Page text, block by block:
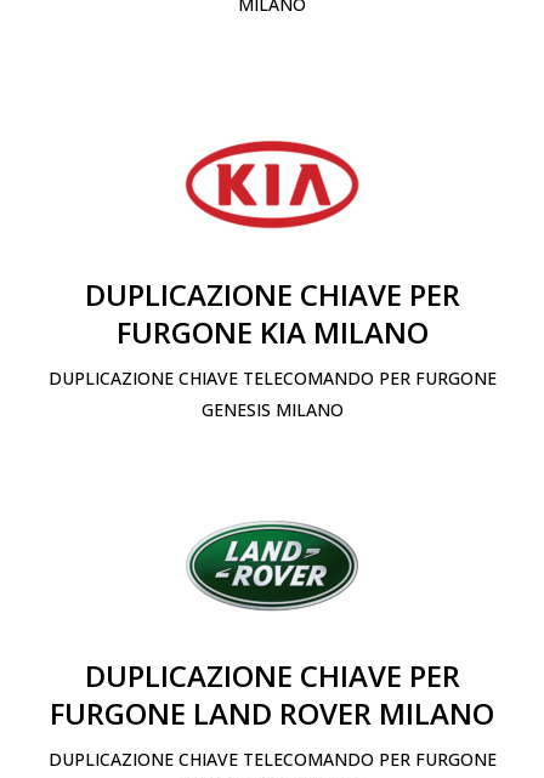
DUPLICAZIONE CHIAVE PER
FURGONE KIA MILANO
DUPLICAZIONE CHIAVE TELECOMANDO PER FURGONE
GENESIS MILANO
DUPLICAZIONE CHIAVE PER
FURGONE LAND ROVER MILANO
DUPLICAZIONE CHIAVE TELECOMANDO PER FURGONE